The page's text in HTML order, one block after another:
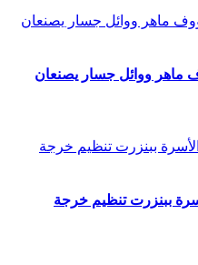
ماهر ووائل جسار يصنعان
ببنزرت تنظيم خرجة